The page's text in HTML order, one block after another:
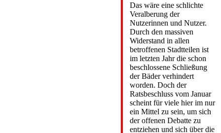
Das wäre eine schlichte
Veralberung der
Nutzerinnen und Nutzer.
Durch den massiven
Widerstand in allen
betroffenen Stadtteilen ist
im letzten Jahr die schon
beschlossene Schließung
der Bäder verhindert
worden. Doch der
Ratsbeschluss vom Januar
scheint für viele hier im nur
ein Mittel zu sein, um sich
der offenen Debatte zu
entziehen und sich über die